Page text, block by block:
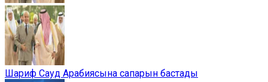
Шариф Сауд Арабиясына сапарын бастады